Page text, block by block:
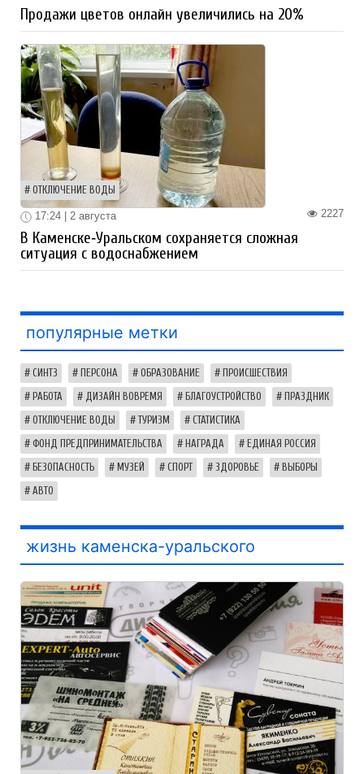
Продажи цветов онлайн увеличились на 20%
ОТКЛЮЧЕНИЕ ВОДЫ
2227
17:24 | 2 августа
В Каменске‑Уральском сохраняется сложная
ситуация с водоснабжением
популярные метки
СИНТЗ ПЕРСОНА ОБРАЗОВАНИЕ ПРОИСШЕСТВИЯ
РАБОТА ДИЗАЙН ВОВРЕМЯ БЛАГОУСТРОЙСТВО ПРАЗДНИК
ОТКЛЮЧЕНИЕ ВОДЫ ТУРИЗМ СТАТИСТИКА
ФОНД ПРЕДПРИНИМАТЕЛЬСТВА НАГРАДА ЕДИНАЯ РОССИЯ
БЕЗОПАСНОСТЬ МУЗЕЙ СПОРТ ЗДОРОВЬЕ ВЫБОРЫ
АВТО
жизнь каменска-уральского